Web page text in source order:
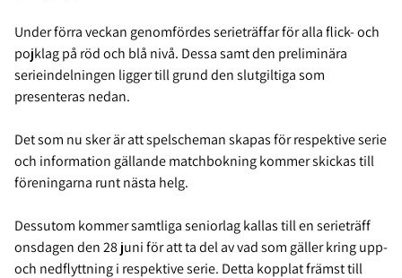
Under förra veckan genomfördes serieträffar för alla flick- och
pojklag på röd och blå nivå. Dessa samt den preliminära
serieindelningen ligger till grund den slutgiltiga som
presenteras nedan.
Det som nu sker är att spelscheman skapas för respektive serie
och information gällande matchbokning kommer skickas till
föreningarna runt nästa helg.
Dessutom kommer samtliga seniorlag kallas till en serieträff
onsdagen den 28 juni för att ta del av vad som gäller kring upp-
och nedflyttning i respektive serie. Detta kopplat främst till